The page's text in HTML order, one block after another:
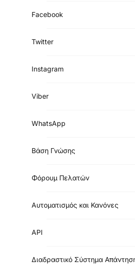
Facebook
Twitter
Instagram
Viber
WhatsApp
Βάση Γνώσης
Φόρουμ Πελατών
Αυτοματισμός και Κανόνες
API
Διαδραστικό Σύστημα